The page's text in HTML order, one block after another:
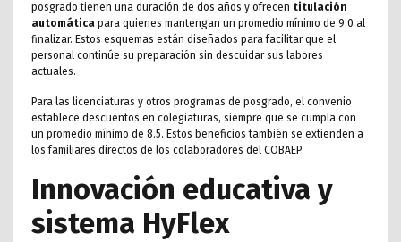
posgrado tienen una duración de dos años y ofrecen titulación
automática para quienes mantengan un promedio mínimo de 9.0 al
finalizar. Estos esquemas están diseñados para facilitar que el
personal continúe su preparación sin descuidar sus labores
actuales.
Para las licenciaturas y otros programas de posgrado, el convenio
establece descuentos en colegiaturas, siempre que se cumpla con
un promedio mínimo de 8.5. Estos beneficios también se extienden a
los familiares directos de los colaboradores del COBAEP.
Innovación educativa y
sistema HyFlex